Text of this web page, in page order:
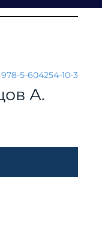
978-5-604254-10-3
А.